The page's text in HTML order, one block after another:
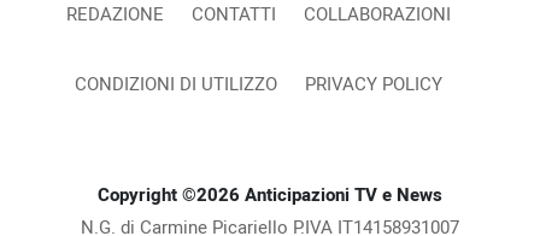
REDAZIONE CONTATTI COLLABORAZIONI
CONDIZIONI DI UTILIZZO PRIVACY POLICY
Copyright ©2026 Anticipazioni TV e News
N.G. di Carmine Picariello P.IVA IT14158931007